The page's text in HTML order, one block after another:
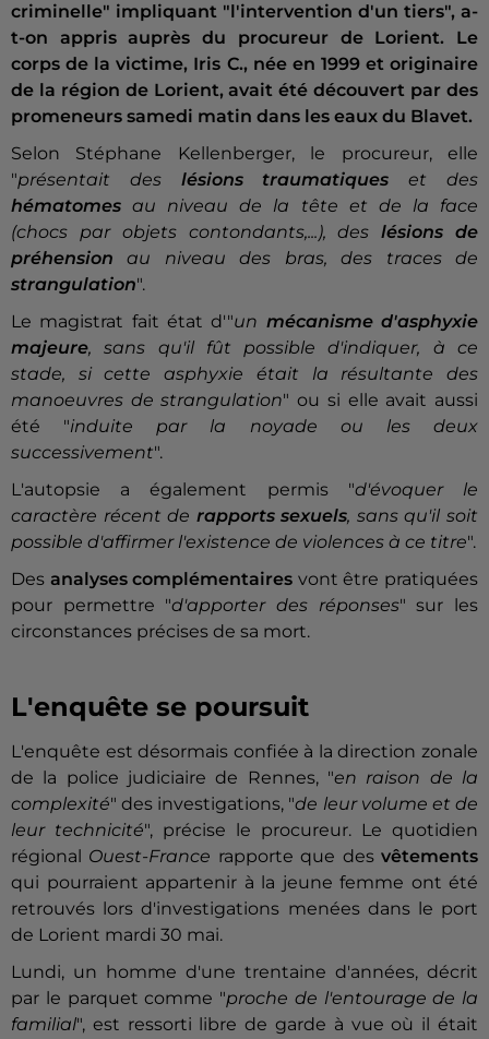
criminelle" impliquant "l'intervention d'un tiers", a-
t-on appris auprès du procureur de Lorient. Le
corps de la victime, Iris C., née en 1999 et originaire
de la région de Lorient, avait été découvert par des
promeneurs samedi matin dans les eaux du Blavet.
Selon Stéphane Kellenberger, le procureur, elle
"présentait des lésions traumatiques et des
hématomes au niveau de la tête et de la face
(chocs par objets contondants,...), deslésions de
préhension au niveau des bras, des traces de
strangulation".
Le magistrat fait état d'"un mécanisme d'asphyxie
majeure, sans qu'il fût possible d'indiquer, à ce
stade, si cette asphyxie était la résultante des
manoeuvres de strangulation" ou si elle avait aussi
été "induite par la noyade ou les deux
successivement".
L'autopsie a également permis "d'évoquer le
caractère récent de rapports sexuels, sans qu'il soit
possible d'affirmer l'existence de violences à ce titre".
Des analyses complémentaires vont être pratiquées
pour permettre "d'apporter des réponses" sur les
circonstances précises de sa mort.
L'enquête se poursuit
L'enquête est désormais confiée à la direction zonale
de la police judiciaire de Rennes, "en raison de la
complexité" des investigations, "de leur volume et de
leur technicité", précise le procureur. Le quotidien
régional Ouest-France rapporte que desvêtements
qui pourraient appartenir à la jeune femme ont été
retrouvés lors d'investigations menées dans le port
de Lorient mardi 30 mai.
Lundi, un homme d'une trentaine d'années, décrit
par le parquet comme "proche de l'entourage de la
familial", est ressorti libre de garde à vue où il était